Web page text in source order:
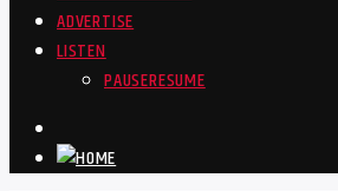
ADVERTISE
LISTEN
PAUSERESUME